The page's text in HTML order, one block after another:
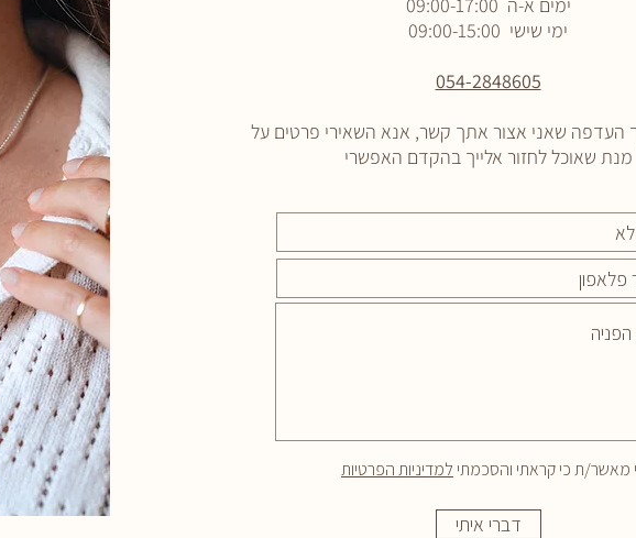
ימים א-ה 09:00-17:00
ימי שישי 09:00-15:00
054-2848605
העדפה שאני אצור אתך קשר, אנא השאירי פרטים על
מנת שאוכל לחזור אלייך בהקדם האפשרי
מאשר/ת כי קראתי והסכמתי למדיניות הפרטיות
דברי איתי